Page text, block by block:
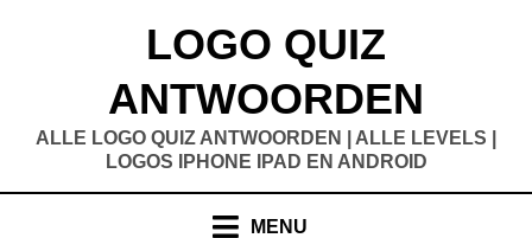
LOGO QUIZ
ANTWOORDEN
ALLE LOGO QUIZ ANTWOORDEN | ALLE LEVELS |
LOGOS IPHONE IPAD EN ANDROID
MENU